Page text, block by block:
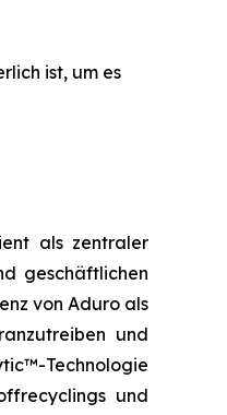
ist, um es
als zentraler
geschäftlichen
von Aduro als
und
Technologie
und